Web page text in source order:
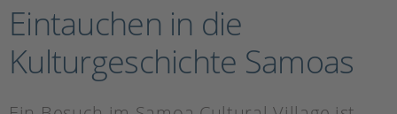
Eintauchen in die
Kulturgeschichte Samoas